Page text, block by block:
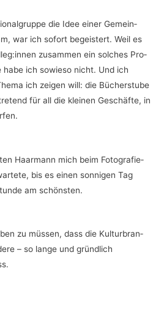
die Idee einer Gemein­
war ich sofort begeis­tert. Weil es
zusam­men ein sol­ches Pro­
ich sowie­so nicht. Und ich
ich zei­gen will: die Bücher­stu­be
für all die klei­nen Geschäf­te, in
Haar­mann mich beim Foto­gra­fie­
bis es einen son­ni­gen Tag
am schöns­ten.
zu müs­sen, dass die Kul­tur­bran­
– so lan­ge und gründ­lich